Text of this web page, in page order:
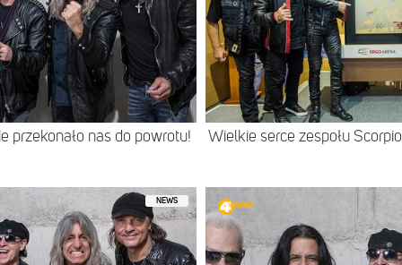
przekonało nas do powrotu! Wielkie serce zespołu
NEWS